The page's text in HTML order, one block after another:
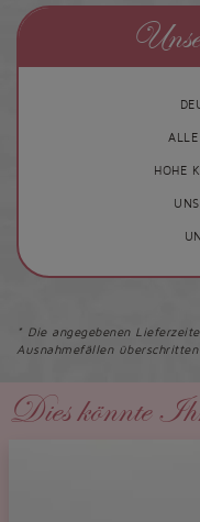
ALLE
HOHE
* Die angegebenen
Ausnahmefällen
Dies könnte